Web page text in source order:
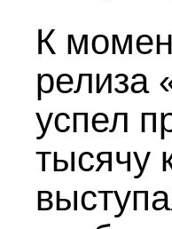
К
релиза
успел
тысячу